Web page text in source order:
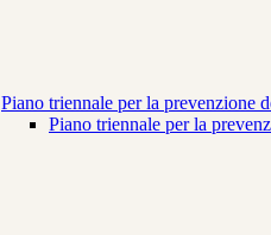
Piano triennale per la prevenzione
Piano triennale per la